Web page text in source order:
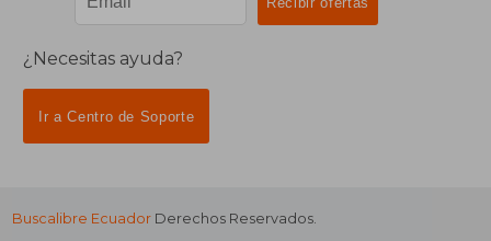
¿Necesitas ayuda?
Ir a Centro de Soporte
Buscalibre Ecuador Derechos Reservados.